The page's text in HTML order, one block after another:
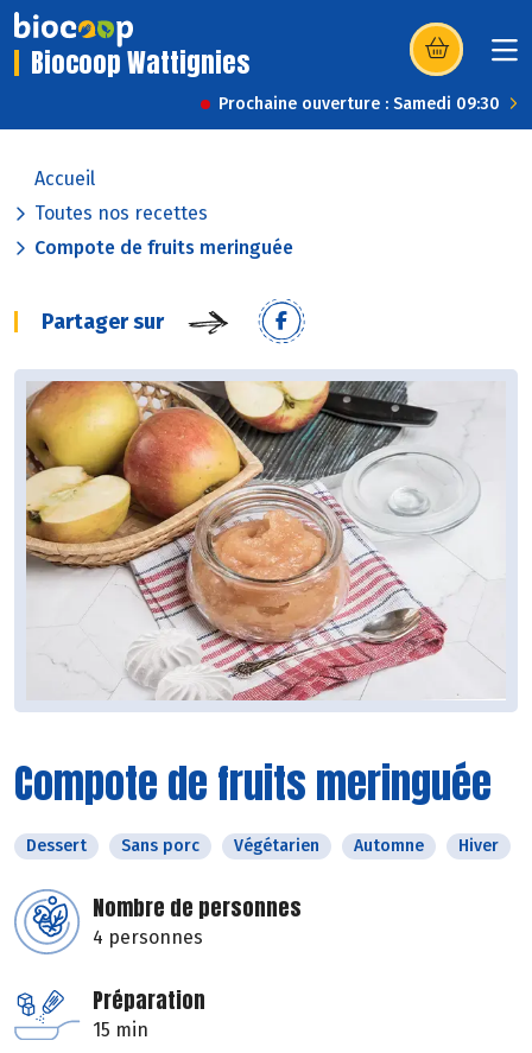
Biocoop Wattignies (s’ouvre dans
Prochaine ouverture : Samedi 09:30
Accueil
Toutes nos recettes
Compote de fruits meringuée
Partager sur
Compote de fruits meringuée
Dessert Sans porc Végétarien Automne Hiver
Nombre de personnes
4 personnes
Préparation
15 min